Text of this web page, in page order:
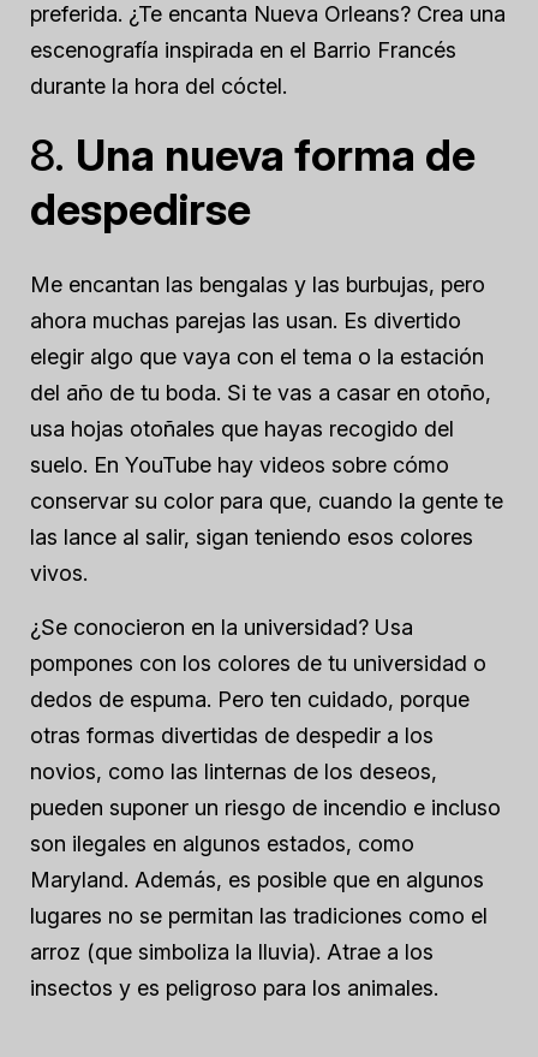
preferida. ¿Te encanta Nueva Orleans? Crea una
escenografía inspirada en el Barrio Francés
durante la hora del cóctel.
8. Una nueva forma de
despedirse
Me encantan las bengalas y las burbujas, pero
ahora muchas parejas las usan. Es divertido
elegir algo que vaya con el tema o la estación
del año de tu boda. Si te vas a casar en otoño,
usa hojas otoñales que hayas recogido del
suelo. En YouTube hay videos sobre cómo
conservar su color para que, cuando la gente te
las lance al salir, sigan teniendo esos colores
vivos.
¿Se conocieron en la universidad? Usa
pompones con los colores de tu universidad o
dedos de espuma. Pero ten cuidado, porque
otras formas divertidas de despedir a los
novios, como las linternas de los deseos,
pueden suponer un riesgo de incendio e incluso
son ilegales en algunos estados, como
Maryland. Además, es posible que en algunos
lugares no se permitan las tradiciones como el
arroz (que simboliza la lluvia). Atrae a los
insectos y es peligroso para los animales.